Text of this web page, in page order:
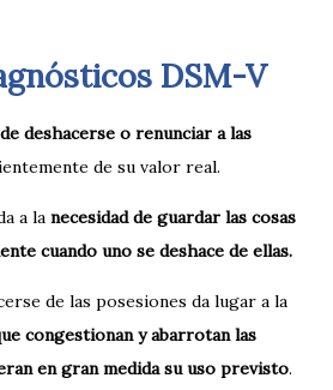
DSM-V
deshacerse o renunciar a las
de su valor real.
a la necesidad de guardar las cosas
cuando uno se deshace de ellas.
de las posesiones da lugar a la
congestionan y abarrotan las
en gran medida su uso previsto.